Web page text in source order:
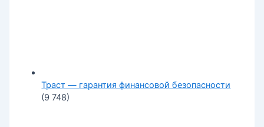
Траст — гарантия финансовой безопасности
(9 748)